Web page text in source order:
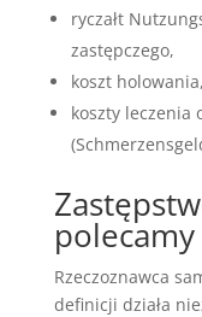
ryczałt
zastępczego,
koszt
koszty leczenia
Rzeczoznawca
definicji działa